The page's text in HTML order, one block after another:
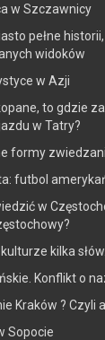
w Szczawnicy
pełne
widoków
w Azji
to gdzie
w Tatry?
formy
futbol
w
kilka słów.
Konflikt o
Kraków ? Czyli
Sopocie